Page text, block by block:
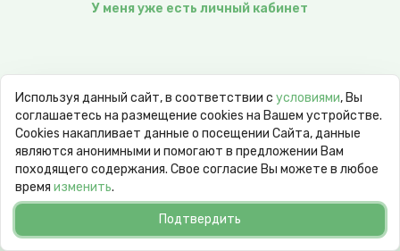
У меня уже есть личный кабинет
Используя данный сайт, в соответствии с условиями, Вы
соглашаетесь на размещение cookies на Вашем устройстве.
Сookies накапливает данные о посещении Сайта, данные
являются анонимными и помогают в предложении Вам
походящего содержания. Свое согласие Вы можете в любое
время изменить.
Подтвердить